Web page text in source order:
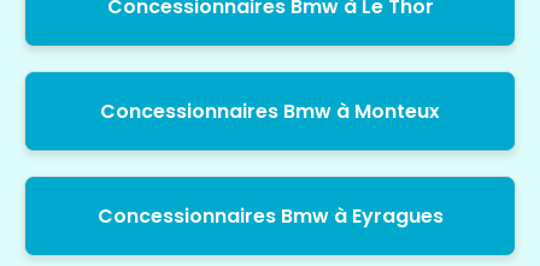
Concessionnaires Bmw à Le Thor
Concessionnaires Bmw à Monteux
Concessionnaires Bmw à Eyragues